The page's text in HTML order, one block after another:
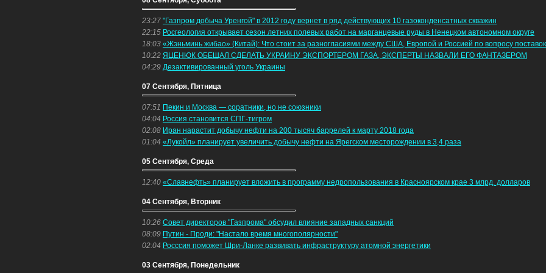
23:27 "Газпром добыча Уренгой" в 2012 году вернет в ряд действующих 10 газоконденсатных скважин
22:15 Росгеология открывает сезон летних полевых работ на марганцевые руды в Ненецком автономном округе
18:03 «Жэньминь жибао» (Китай): Что стоит за разногласиями между США, Европой и Россией по вопросу поставок
10:22 ЯЦЕНЮК ОБЕЩАЛ СДЕЛАТЬ УКРАИНУ ЭКСПОРТЕРОМ ГАЗА, ЭКСПЕРТЫ НАЗВАЛИ ЕГО ФАНТАЗЕРОМ
04:29 Дезактивированный уголь Украины
07 Сентября, Пятница
07:51 Пекин и Москва — соратники, но не союзники
04:04 Россия становится СПГ-тигром
02:08 Иран нарастит добычу нефти на 200 тысяч баррелей к марту 2018 года
01:04 «Лукойл» планирует увеличить добычу нефти на Ярегском месторождении в 3,4 раза
05 Сентября, Среда
12:40 «Славнефть» планирует вложить в программу недропользования в Красноярском крае 3 млрд. долларов
04 Сентября, Вторник
10:26 Совет директоров "Газпрома" обсудил влияние западных санкций
08:09 Путин - Проди: "Настало время многополярности"
02:04 Росссия поможет Шри-Ланке развивать инфраструктуру атомной энергетики
03 Сентября, Понедельник